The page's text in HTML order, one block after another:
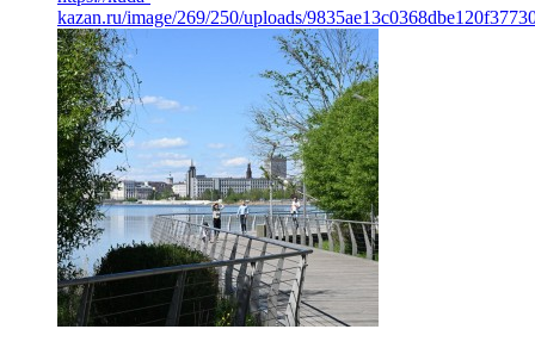
kazan.ru/image/269/250/uploads/